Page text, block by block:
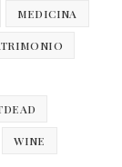
MEDICINA
WINE